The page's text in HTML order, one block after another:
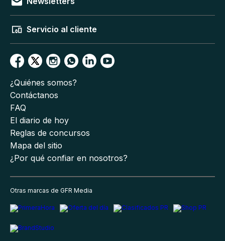
Servicio al cliente
¿Quiénes somos?
Contáctanos
FAQ
El diario de hoy
Reglas de concursos
Mapa del sitio
¿Por qué confiar en nosotros?
Otras marcas de GFR Media